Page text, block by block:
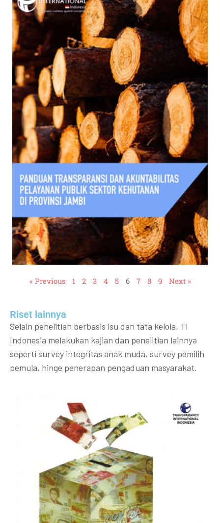
« Previous 1 2 3 4 5 6 7 8 9 Next »
Riset lainnya​​
Selain penelitian berbasis isu dan tata kelola, TI
Indonesia melakukan kajian dan penelitian lainnya
seperti survey integritas anak muda, survey pemilih
pemula, hinge penerapan pengaduan masyarakat.